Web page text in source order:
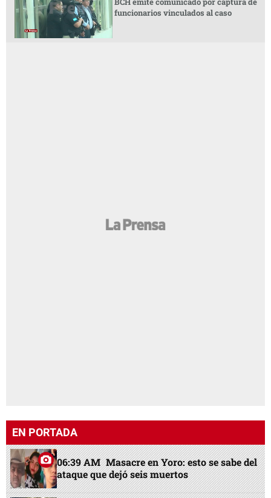
funcionarios vinculados al caso
EN PORTADA
06:39 AM Masacre en Yoro: esto se sabe del
ataque que dejó seis muertos